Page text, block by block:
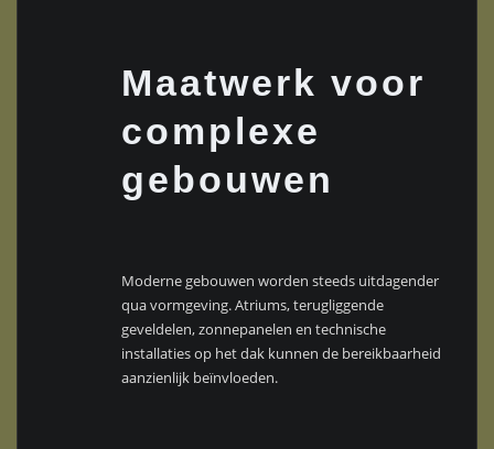
Maatwerk voor
complexe
gebouwen
Moderne gebouwen worden steeds uitdagender
qua vormgeving. Atriums, terugliggende
geveldelen, zonnepanelen en technische
installaties op het dak kunnen de bereikbaarheid
aanzienlijk beïnvloeden.